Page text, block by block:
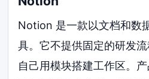
Notion 是一款以文档和数
具。它不提供固定的研发
自己用模块搭建工作区。